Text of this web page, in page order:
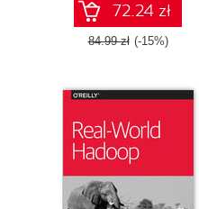
72.24 zł
84.99 zł (-15%)